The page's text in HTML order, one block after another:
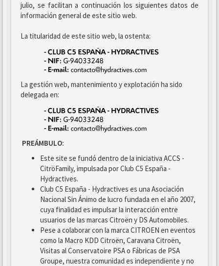
julio, se facilitan a continuación los siguientes datos de
información general de este sitio web.
La titularidad de este sitio web, la ostenta:
La gestión web, mantenimiento y explotación ha sido
delegada en:
PREÁMBULO:
Este site se fundó dentro de la iniciativa ACCS -
CitröFamily, impulsada por Club C5 España -
Hydractives.
Club C5 España - Hydractives es una Asociación
Nacional Sin Ánimo de lucro fundada en el año 2007,
cuya finalidad es impulsar la interacción entre
usuarios de las marcas Citroën y DS Automobiles.
Pese a colaborar con la marca CITROEN en eventos
como la Macro KDD Citroën, Caravana Citroën,
Visitas al Conservatoire PSA o Fábricas de PSA
Groupe, nuestra comunidad es independiente y no